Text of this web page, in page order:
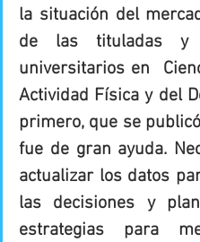
la situación del
de las tituladas y
universitarios en
Actividad Física y del
primero, que se
fue de gran ayuda.
actualizar los datos
las decisiones y
estrategias para